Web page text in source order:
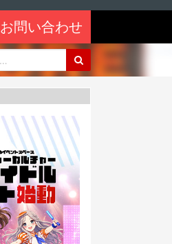
お問い合わせ